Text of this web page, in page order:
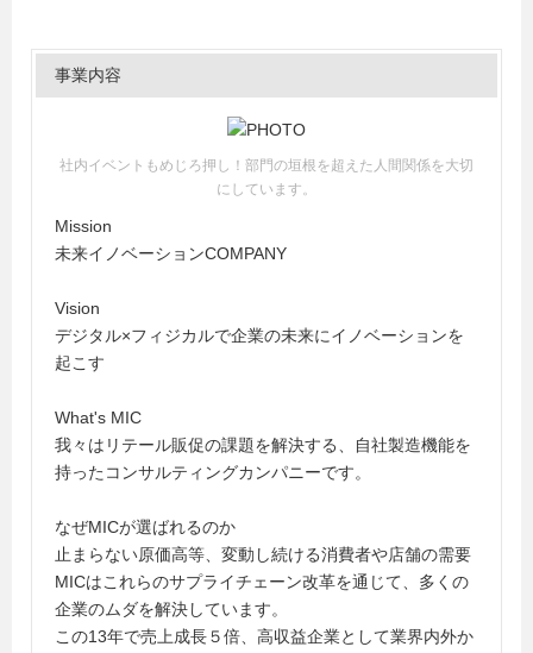
事業内容
社内イベントもめじろ押し！部門の垣根を超えた人間関係を大切
にしています。
Mission
未来イノベーションCOMPANY
Vision
デジタル×フィジカルで企業の未来にイノベーションを
起こす
What's MIC
我々はリテール販促の課題を解決する、自社製造機能を
持ったコンサルティングカンパニーです。
なぜMICが選ばれるのか
止まらない原価高等、変動し続ける消費者や店舗の需要
MICはこれらのサプライチェーン改革を通じて、多くの
企業のムダを解決しています。
この13年で売上成長５倍、高収益企業として業界内外か